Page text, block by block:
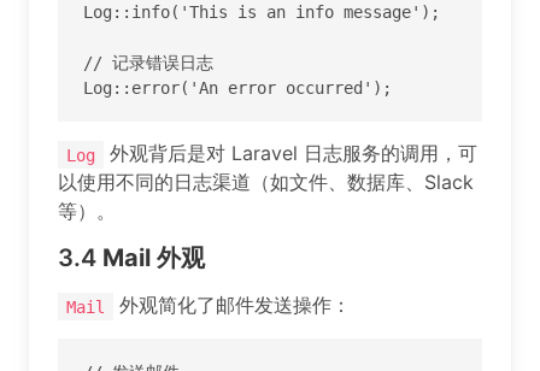
Log::info('This is an info message');
// 记录错误日志
Log::error('An error occurred');
Log
外观背后是对 Laravel 日志服务的调用，可
以使用不同的日志渠道（如文件、数据库、Slack
等）。
3.4 Mail 外观
Mail 外观简化了邮件发送操作：